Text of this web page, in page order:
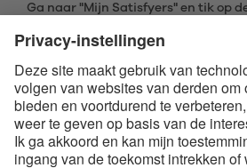
Ga naar "Mijn Satisfyers" en tik op
apparaat dat je wilt ontkoppelen.
vergeten" om het apparaat te
Als je een iOS-apparaat (iPhone,
ook naar Bluetooth in het menu
apparaat. Selecteer het Satisfyer